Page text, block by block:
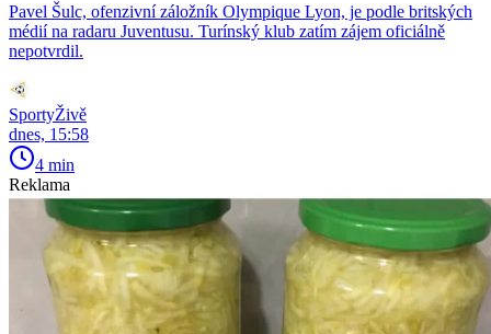
Pavel Šulc, ofenzivní záložník Olympique Lyon, je podle britských
médií na radaru Juventusu. Turínský klub zatím zájem oficiálně
nepotvrdil.
SportyŽivě
dnes, 15:58
4 min
Reklama